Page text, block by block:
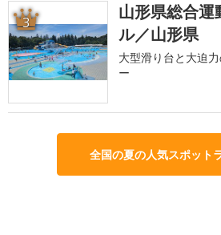
3
山形県総合運
ル／山形県
大型滑り台と大迫
ー
全国の夏の人気スポット